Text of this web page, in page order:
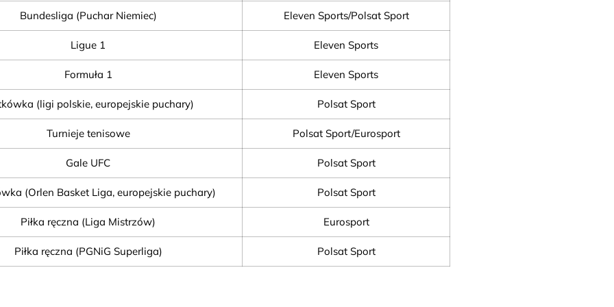
Bundesliga (Puchar Niemiec) Eleven Sports/Polsat Sport
Ligue 1 Eleven Sports
Formuła 1 Eleven Sports
(ligi polskie, europejskie puchary) Polsat Sport
Turnieje tenisowe Polsat Sport/Eurosport
Gale UFC Polsat Sport
(Orlen Basket Liga, europejskie puchary) Polsat Sport
Piłka ręczna (Liga Mistrzów) Eurosport
Piłka ręczna (PGNiG Superliga) Polsat Sport